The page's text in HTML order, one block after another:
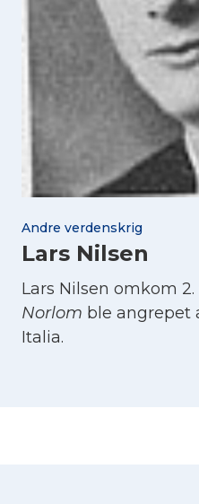
Andre verdenskrig
Lars Nilsen
Lars Nilsen omkom
Norlom ble angrepet
Italia.